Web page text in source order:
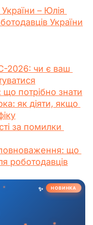
– Юлія
України
2026: чи є ваш
потрібно знати
як діяти, якщо
за помилки
що
роботодавців